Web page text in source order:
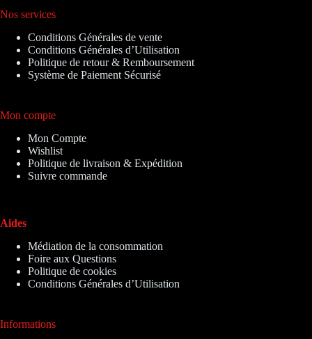
Nos services
Conditions Générales de vente
Conditions Générales d’Utilisation
Politique de retour & Remboursement
Système de Paiement Sécurisé
Mon compte
Mon Compte
Wishlist
Politique de livraison & Expédition
Suivre commande
Aides
Médiation de la consommation
Foire aux Questions
Politique de cookies
Conditions Générales d’Utilisation
Informations